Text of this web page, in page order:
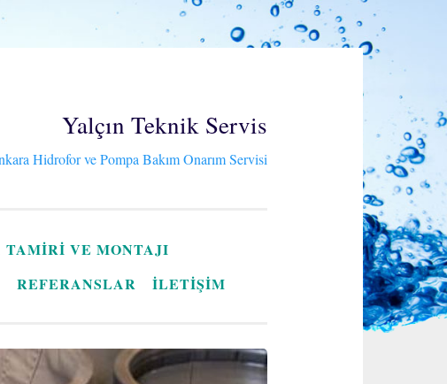
Yalçın Teknik Servis
Hidrofor ve Pompa Bakım Onarım Servisi
TAMIRI VE MONTAJI
REFERANSLAR İLETİŞİM